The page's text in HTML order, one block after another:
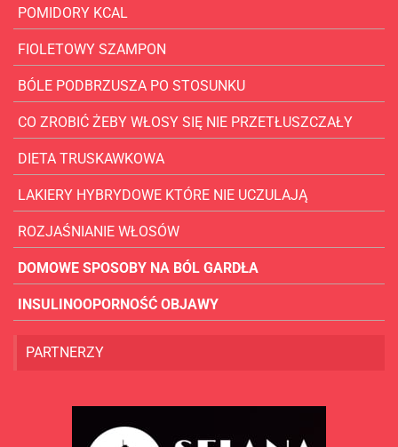
POMIDORY KCAL
FIOLETOWY SZAMPON
BÓLE PODBRZUSZA PO STOSUNKU
CO ZROBIĆ ŻEBY WŁOSY SIĘ NIE PRZETŁUSZCZAŁY
DIETA TRUSKAWKOWA
LAKIERY HYBRYDOWE KTÓRE NIE UCZULAJĄ
ROZJAŚNIANIE WŁOSÓW
DOMOWE SPOSOBY NA BÓL GARDŁA
INSULINOOPORNOŚĆ OBJAWY
PARTNERZY